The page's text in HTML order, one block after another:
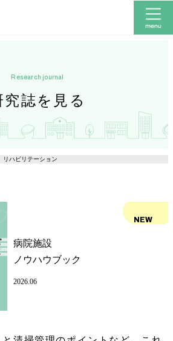
究誌を見る
research journal
リハビリテーション
病院施設
ノウハウブック
2026.06
NEW